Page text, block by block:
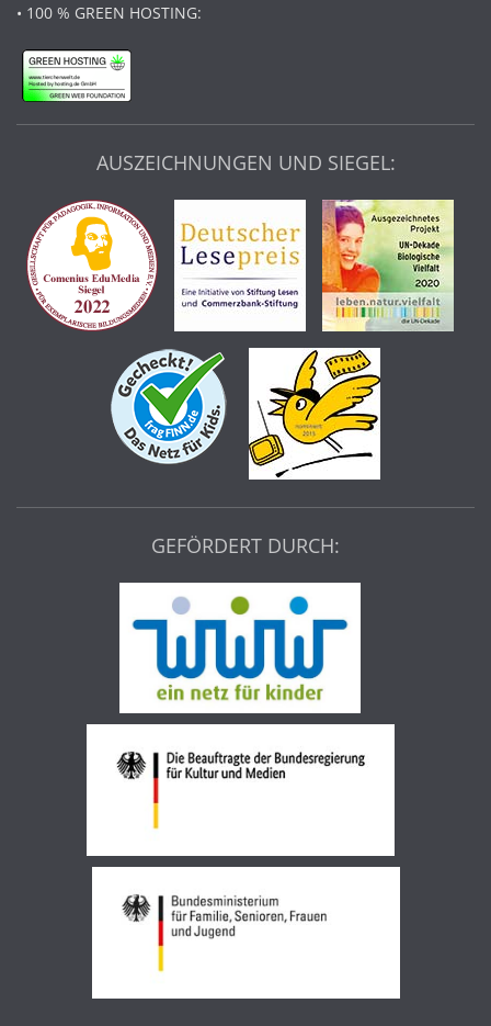
• 100 % GREEN HOSTING:
AUSZEICHNUNGEN UND SIEGEL:
GEFÖRDERT DURCH: